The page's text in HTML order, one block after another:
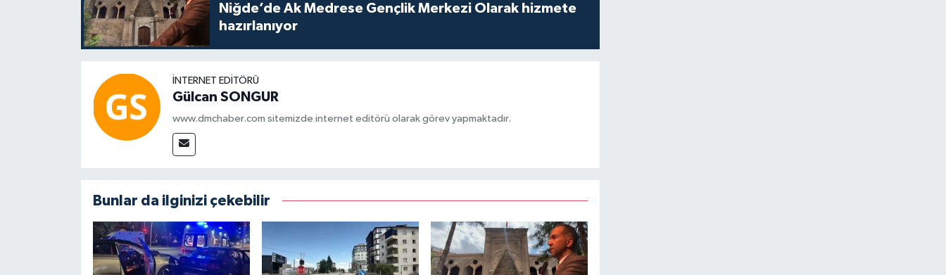
Niğde’de Ak Medrese Gençlik Merkezi Olarak hizmete
hazırlanıyor
İNTERNET EDITÖRÜ
Gülcan SONGUR
www.dmchaber.com sitemizde internet editörü olarak görev yapmaktadır.
Bunlar da ilginizi çekebilir